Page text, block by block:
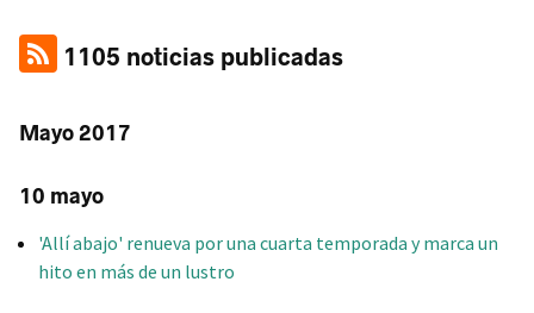
1105 noticias publicadas
Mayo 2017
10 mayo
'Allí abajo' renueva por una cuarta temporada y marca un
hito en más de un lustro